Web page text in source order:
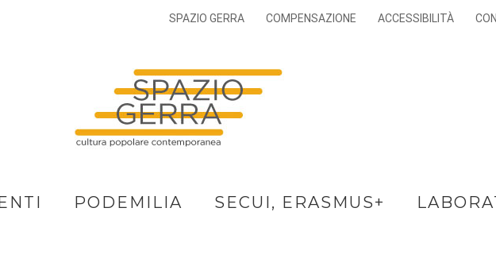
SPAZIO GERRA COMPENSAZIONE ACCESSIBILITÀ
PODEMILIA SECUI, ERASMUS+